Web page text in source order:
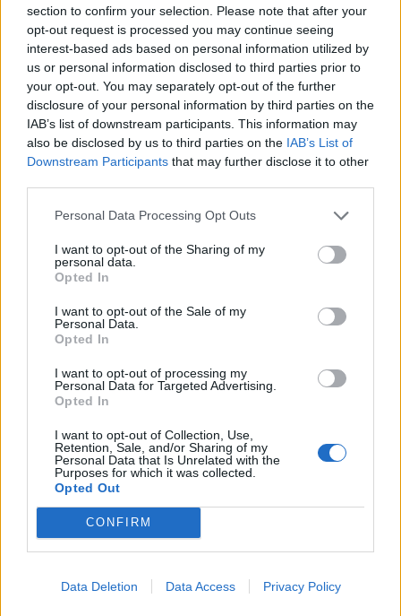
section to confirm your selection. Please note that after your
opt-out request is processed you may continue seeing
interest-based ads based on personal information utilized by
us or personal information disclosed to third parties prior to
your opt-out. You may separately opt-out of the further
disclosure of your personal information by third parties on the
IAB’s list of downstream participants. This information may
also be disclosed by us to third parties on the IAB’s List of
Downstream Participants that may further disclose it to other
Personal Data Processing Opt Outs
I want to opt-out of the Sharing of my
personal data.
Opted In
I want to opt-out of the Sale of my
Personal Data.
Opted In
I want to opt-out of processing my
Personal Data for Targeted Advertising.
Opted In
I want to opt-out of Collection, Use,
Retention, Sale, and/or Sharing of my
Personal Data that Is Unrelated with the
Purposes for which it was collected.
Opted Out
CONFIRM
Data Deletion Data Access Privacy Policy
Deseu el meu nom, el correu electrònic i el lloc web en
aquest navegador per a la propera vegada que comenti.
eclipsi solar total de la seva història
L’Ajuntament de Tortosa amplia el
termini de les obres de l’aparcament
temperatures
7 d'agost de 2026
i culmina un projecte estratègic que
vincula patrimoni, turisme i
gastronomia